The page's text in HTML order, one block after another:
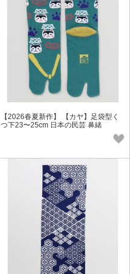
【2026春夏新作】 【カヤ】足袋型く
つ下23〜25cm 日本の民芸 鼻緒